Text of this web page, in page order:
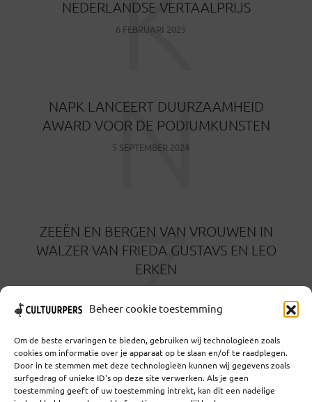
Beheer cookie toestemming
Om de beste ervaringen te bieden, gebruiken wij technologieën zoals
cookies om informatie over je apparaat op te slaan en/of te raadplegen.
Door in te stemmen met deze technologieën kunnen wij gegevens zoals
surfgedrag of unieke ID's op deze site verwerken. Als je geen
toestemming geeft of uw toestemming intrekt, kan dit een nadelige
NEDERLANDSE VERTAALPRIJS
6 FEBRUARI 2025
NAPK LANCEERT DUURZAAMHEID
AWARD VOOR DE PODIUMKUNSTEN
5 SEPTEMBER 2024
N
ZEEËN EN BERGEN VAN VROUWEN IN
WALZER VAN FRIEDA GUSTAVS EN LEO
ERKEN
Z
Coöperatief Cultureel Persbureau U.A. | Salzburg 29 |